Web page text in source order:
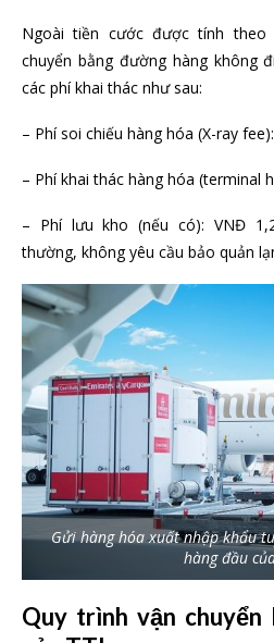
Ngoài tiền cước được tính
chuyển bằng đường hàng không
các phí khai thác như sau:
– Phí soi chiếu hàng hóa (X-ray
– Phí khai thác hàng hóa (terminal
– Phí lưu kho (nếu có): VNĐ
thường, không yêu cầu bảo quản
Gửi hàng hóa xuất nhập khẩu
hàng đầu
Quy trình vận chuyển